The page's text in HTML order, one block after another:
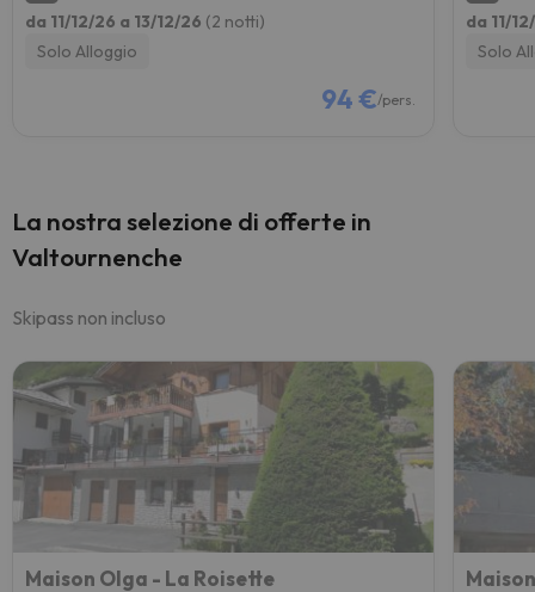
da 11/12/26 a 13/12/26 (2 notti)
Solo Alloggio
94 €/pers.
da 11/
Solo
La nostra selezione di offerte in
Valtournenche
Skipass non incluso
Maison Olga - La Roisette